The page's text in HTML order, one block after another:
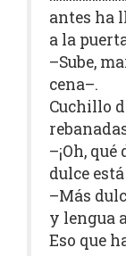
antes ha
a la
–Sube,
cena–.
Cuchillo
–¡Oh,
dulce
–Más
y lengua
Eso que